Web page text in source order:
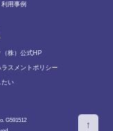
↑
用事例
株）公式HP
ラスメントポリシー
たい
G591512